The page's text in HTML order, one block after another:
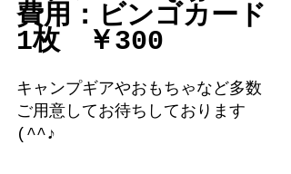
費用：ビンゴカード
1枚　￥300
キャンプギアやおもちゃなど多数
ご用意してお待ちしております
(^^♪